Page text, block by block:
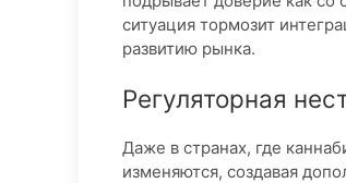
ситуация тормозит
развитию рынка.
Регуляторная
Даже в странах, где
изменяются, создавая